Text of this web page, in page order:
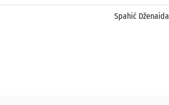
Spahić Dženaida